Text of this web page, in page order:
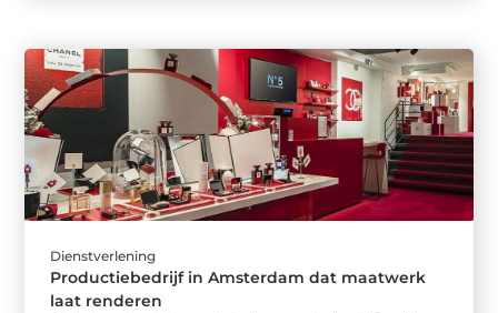
Dienstverlening
Productiebedrijf in Amsterdam dat maatwerk
laat renderen